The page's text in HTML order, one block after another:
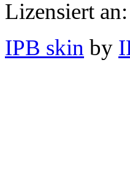
Lizensiert
IPB skin by